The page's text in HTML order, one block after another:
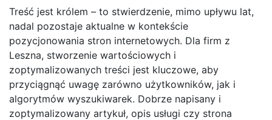
Treść jest królem – to stwierdzenie, mimo upływu lat,
nadal pozostaje aktualne w kontekście
pozycjonowania stron internetowych. Dla firm z
Leszna, stworzenie wartościowych i
zoptymalizowanych treści jest kluczowe, aby
przyciągnąć uwagę zarówno użytkowników, jak i
algorytmów wyszukiwarek. Dobrze napisany i
zoptymalizowany artykuł, opis usługi czy strona